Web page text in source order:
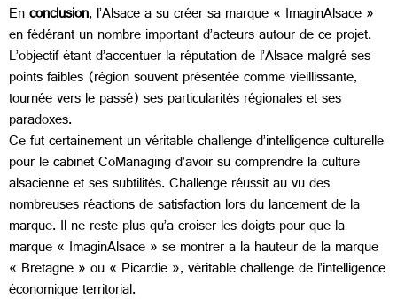
Enconclusion, l’Alsace a su créer sa marque « ImaginAlsace »
en fédérant un nombre important d’acteurs autour de ce projet.
L’objectif étant d’accentuer la réputation de l’Alsace malgré ses
points faibles (région souvent présentée comme vieillissante,
tournée vers le passé) ses particularités régionales et ses
paradoxes.
Ce fut certainement un véritable challenge d’intelligence culturelle
pour le cabinet CoManaging d’avoir su comprendre la culture
alsacienne et ses subtilités. Challenge réussit au vu des
nombreuses réactions de satisfaction lors du lancement de la
marque. Il ne reste plus qu’a croiser les doigts pour que la
marque « ImaginAlsace » se montrer a la hauteur de la marque
« Bretagne » ou « Picardie », véritable challenge de l’intelligence
économique territorial.